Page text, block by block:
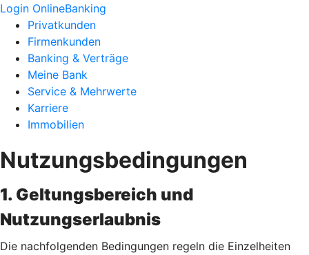
Login OnlineBanking
Privatkunden
Firmenkunden
Banking & Verträge
Meine Bank
Service & Mehrwerte
Karriere
Immobilien
Nutzungsbedingungen
1. Geltungsbereich und
Nutzungserlaubnis
Die nachfolgenden Bedingungen regeln die Einzelheiten